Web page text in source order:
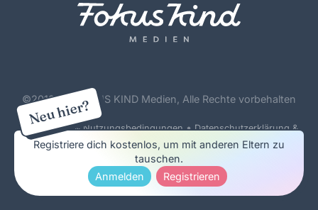
Neu hier?
Registriere dich kostenlos, um mit anderen Eltern zu
tauschen.
Anmelden
Registrieren
©2012-26 FOKUS KIND Medien, Alle Rechte vorbehalten
Forenregeln & Nutzungsbedingungen •Datenschutzerklärung &
Cookie Policy
Impressum & Werbung